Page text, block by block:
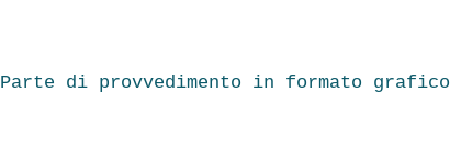
Parte di provvedimento in formato grafico